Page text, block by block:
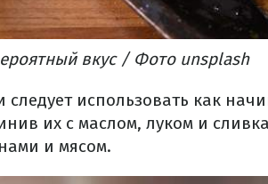
вкус/ Фото unsplash
следует использовать как
их с маслом, луком и
и мясом.